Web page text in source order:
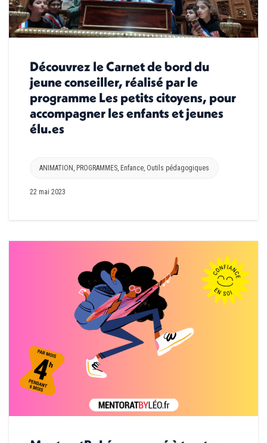
Découvrez le Carnet de bord du
jeune conseiller, réalisé par le
programme Les petits citoyens, pour
accompagner les enfants et jeunes
élu.es
ANIMATION, PROGRAMMES, Enfance, Outils pédagogiques
22 mai 2023